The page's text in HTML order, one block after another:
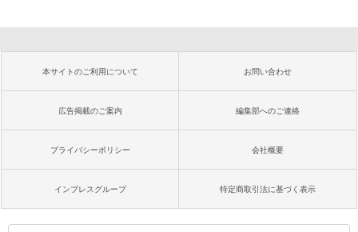
本サイトのご利用について お問い合わせ
広告掲載のご案内 編集部へのご連絡
プライバシーポリシー 会社概要
インプレスグループ 特定商取引法に基づく表示